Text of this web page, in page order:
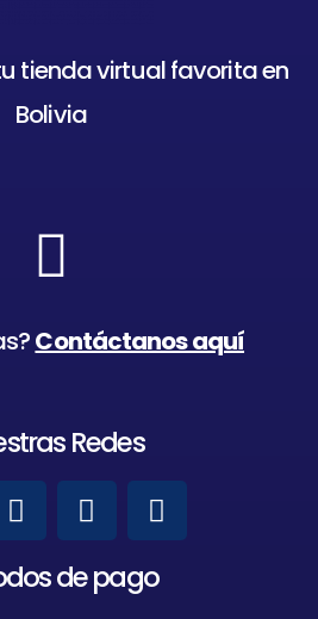
tienda virtual favorita en
Bolivia
Contáctanos aquí
Redes
de pago